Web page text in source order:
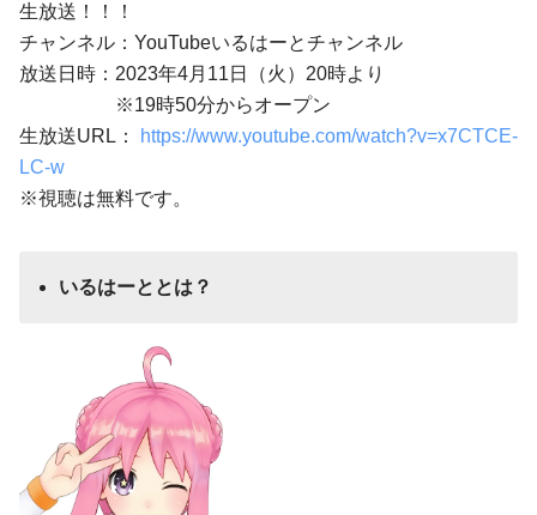
生放送！！！
チャンネル：YouTubeいるはーとチャンネル
放送日時：2023年4月11日（火）20時より
※19時50分からオープン
生放送URL：
https://www.youtube.com/watch?v=x7CTCE-
LC-w
※視聴は無料です。
いるはーととは？